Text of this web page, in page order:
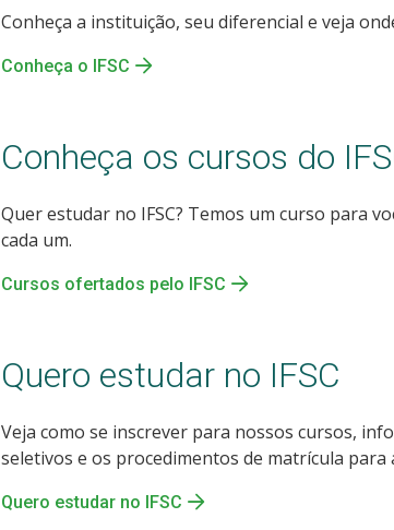
Conheça a instituição, seu diferencial e veja
Conheça o IFSC
Conheça os cursos do
Quer estudar no IFSC? Temos um curso para
cada um.
Cursos ofertados pelo IFSC
Quero estudar no IFSC
Veja como se inscrever para nossos cursos,
seletivos e os procedimentos de matrícula para
Quero estudar no IFSC